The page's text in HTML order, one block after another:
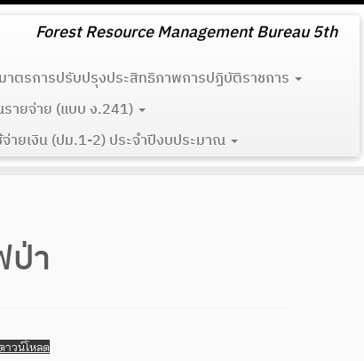
Forest Resource Management Bureau 5th
าตรการปรับปรุงประสิทธิภาพการปฏิบัติราชการ
ายจ่าย (แบบ ง.241)
ายเงิน (ปม.1-2) ประจำปีงบประมาณ
า
ดาวน์โหลด